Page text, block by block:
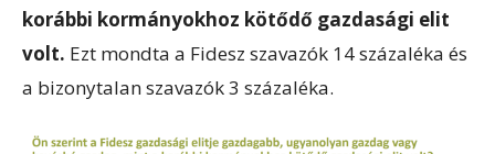
korábbi kormányokhoz kötődő gazdasági elit
volt. Ezt mondta a Fidesz szavazók 14 százaléka és
a bizonytalan szavazók 3 százaléka.